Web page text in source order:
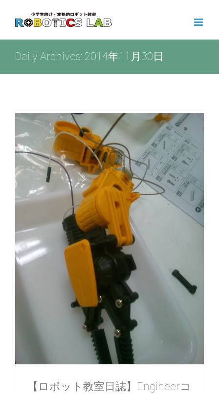
content
Daily Archives: 2014年11月30日
【ロボット教室日誌】Engineerコ